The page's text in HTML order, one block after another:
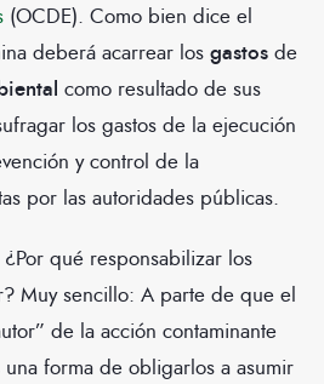
(OCDE). Como bien dice el
deberá acarrear los gastos de
como resultado de sus
los gastos de la ejecución
y control de la
por las autoridades públicas.
qué responsabilizar los
Muy sencillo: A parte de que el
de la acción contaminante
forma de obligarlos a asumir